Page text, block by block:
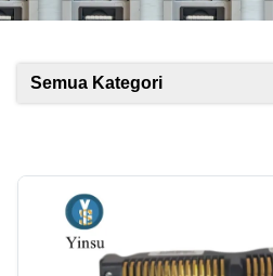
Semua Kategori